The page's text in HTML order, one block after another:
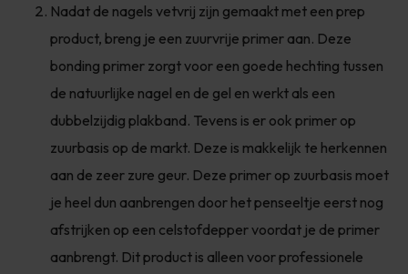
Nadat de nagels vetvrij zijn gemaakt met een prep
product, breng je een zuurvrije primer aan. Deze
bonding primer zorgt voor een goede hechting tussen
de natuurlijke nagel en de gel en werkt als een
dubbelzijdig plakband. Tevens is er ook primer op
zuurbasis op de markt. Deze is makkelijk te herkennen
aan de zeer zure geur. Deze primer op zuurbasis moet
je heel dun aanbrengen door het penseeltje eerst nog
afstrijken op een celstofdepper voordat je de primer
aanbrengt. Dit product is alleen voor professionele